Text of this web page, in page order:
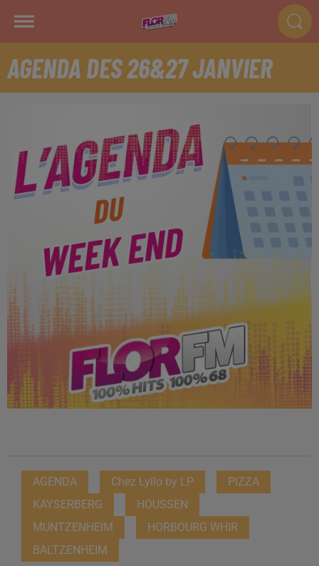
AGENDA DES 26&27 JANVIER
AGENDA Chez Lyllo by LP
PIZZA
KAYSERBERG
HOUSSEN
MUNTZENHEIM
HORBOURG WHIR
BALTZENHEIM